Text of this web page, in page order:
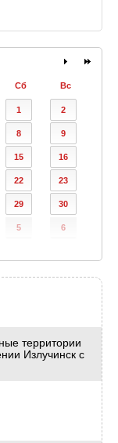
Сб Вс
1 2
8 9
15 16
22 23
29 30
5 6
территории
Излучинск с